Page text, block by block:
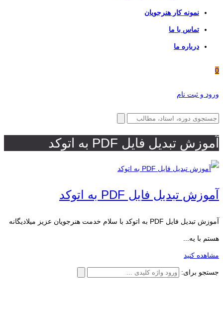
نمونه کار هنرجویان
تماس با ما
درباره ما
0
ورود و ثبت نام
آموزش تبدیل فایل PDF به اتوکد
آموزش تبدیل فایل PDF به اتوکد
آموزش تبدیل فایل PDF به اتوکد با سلام خدمت هنرجویان عزیز میلادیگانه
هستم با یه...
مشاهده کنید
جستجو برای: